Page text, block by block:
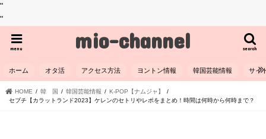
"
"
mio-channel search
menu
ホーム オタ活 アクセス方法 ヨントン情報 韓国芸能情報 サイ
HOME 韓 国 韓国芸能情報
K-POP【ナムジャ】
セブチ【カラットランド2023】ケレンのセトリやレポをまとめ！時間は何時から何時まで？